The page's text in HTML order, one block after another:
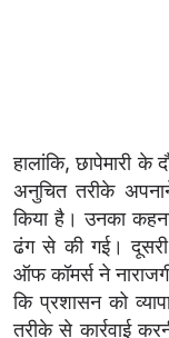
हालांकि, छापेमारी के
अनुचित तरीके
किया है। उनका कहना
ढंग से की गई।
ऑफ कॉमर्स ने
कि प्रशासन को
तरीके से कार्रवाई